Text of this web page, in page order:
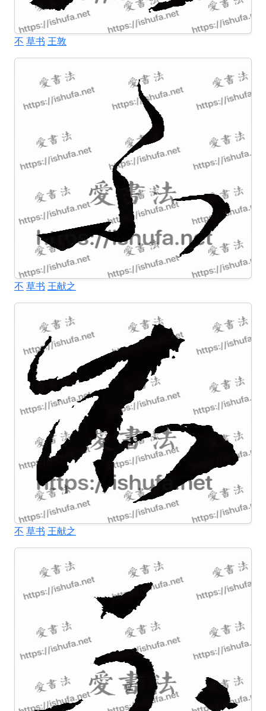
不 草书 王敦
不 草书 王献之
不 草书 王献之